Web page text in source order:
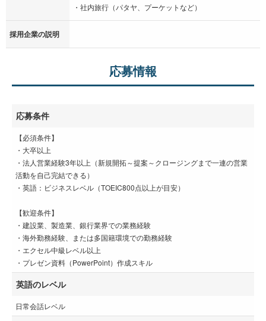
・社内旅行（パタヤ、プーケットなど）
採用企業の説明
応募情報
応募条件
【必須条件】
・大卒以上
・法人営業経験3年以上（新規開拓～提案～クロージングまで一連の営業
活動を自己完結できる）
・英語：ビジネスレベル（TOEIC800点以上が目安）
【歓迎条件】
・建設業、製造業、銀行業界での業務経験
・海外勤務経験、または多国籍環境での勤務経験
・エクセル中級レベル以上
・プレゼン資料（PowerPoint）作成スキル
英語のレベル
日常会話レベル